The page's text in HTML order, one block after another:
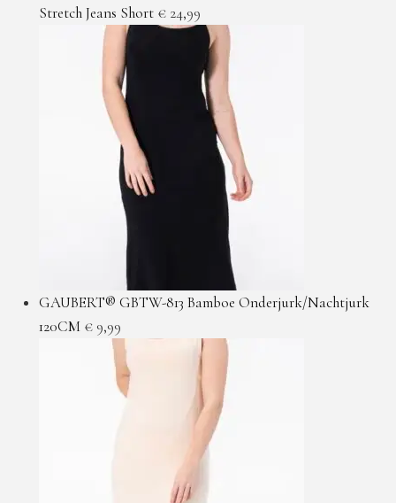
Stretch Jeans Short € 24,99
GAUBERT® GBTW-813 Bamboe Onderjurk/Nachtjurk
120CM € 9,99